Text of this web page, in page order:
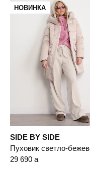
НОВИНКА
SIDE BY SIDE
29 690 a